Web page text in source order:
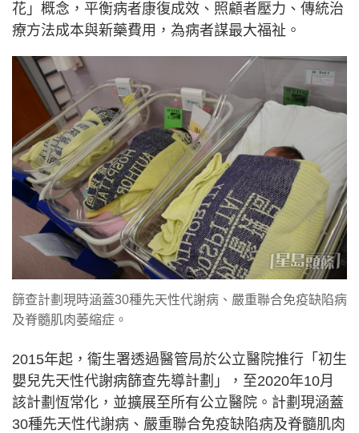
花」概念，平衡病者康復成效、照顧者壓力、傳統治
療方法成本與新藥費用，為病者謀最大福祉。
篩查計劃現時涵蓋30種先天性代謝病、嚴重聯合免疫缺陷病
及脊髓肌肉萎縮症。
2015年起，衞生署透過醫管局於公立醫院推行「初生
嬰兒先天性代謝病篩查先導計劃」，至2020年10月
該計劃恆常化，並擴展至所有公立醫院。計劃現涵蓋
30種先天性代謝病、嚴重聯合免疫缺陷病及脊髓肌肉